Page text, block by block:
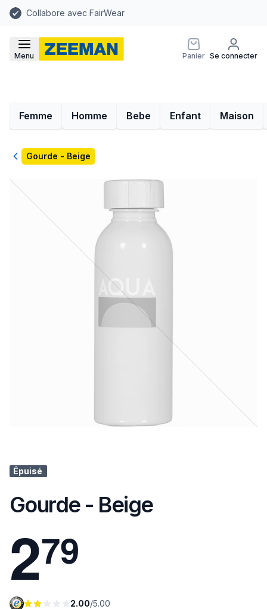
Collabore avec FairWear
Menu Panier Se connecter
Femme Homme Bebe Enfant Maison
RetourGourde - Beige
Épuisé
Gourde - Beige
279
2.00/5.00